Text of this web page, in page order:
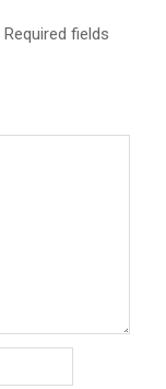
Required fields